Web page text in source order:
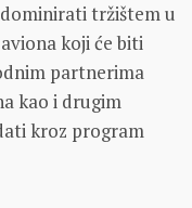
tržištem u
aviona koji će biti
partnerima
kao i drugim
kroz program